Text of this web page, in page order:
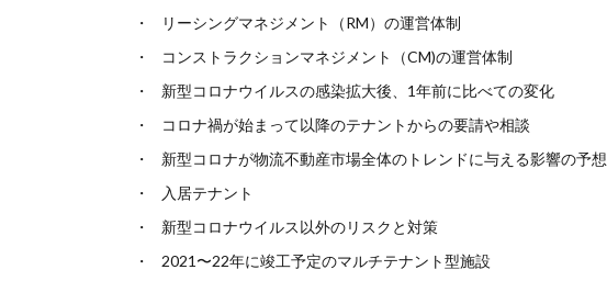
リーシングマネジメント（RM）の運営体制
コンストラクションマネジメント（CM)の運営体制
新型コロナウイルスの感染拡大後、1年前に比べての変化
コロナ禍が始まって以降のテナントからの要請や相談
新型コロナが物流不動産市場全体のトレンドに与える影響の予想
入居テナント
新型コロナウイルス以外のリスクと対策
2021〜22年に竣工予定のマルチテナント型施設